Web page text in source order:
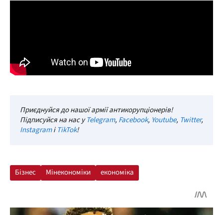
Приєднуйся до нашої армії антикорупціонерів!
Підписуйся на нас уTelegram, Facebook, Youtube, Twitter,
InstagramіTikTok!
Бізнес Мінекономіки економіка